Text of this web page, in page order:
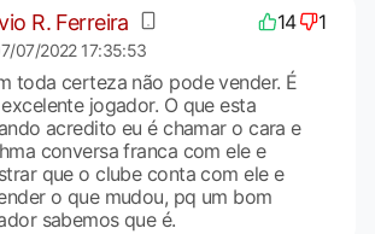
R. Ferreira 14 1
07/2022 17:35:53
toda certeza não pode vender. É
jogador. O que esta
acredito eu é chamar o cara e
conversa franca com ele e
que o clube conta com ele e
o que mudou, pq um bom
sabemos que é.